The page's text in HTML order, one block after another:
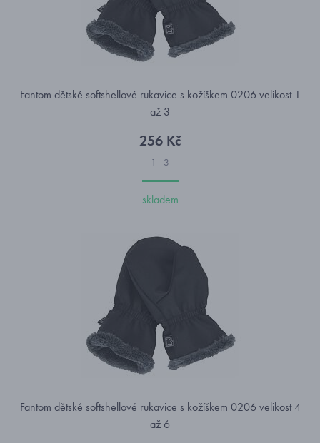
Fantom dětské softshellové rukavice s kožíškem 0206 velikost 1
až 3
256 Kč
1 3
skladem
Fantom dětské softshellové rukavice s kožíškem 0206 velikost 4
až 6